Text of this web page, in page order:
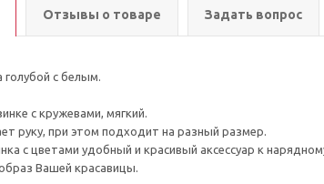
Отзывы о товаре Задать вопрос
голубой с белым.
с кружевами, мягкий.
руку, при этом подходит на разный размер.
с цветами удобный и красивый аксессуар к
Вашей красавицы.